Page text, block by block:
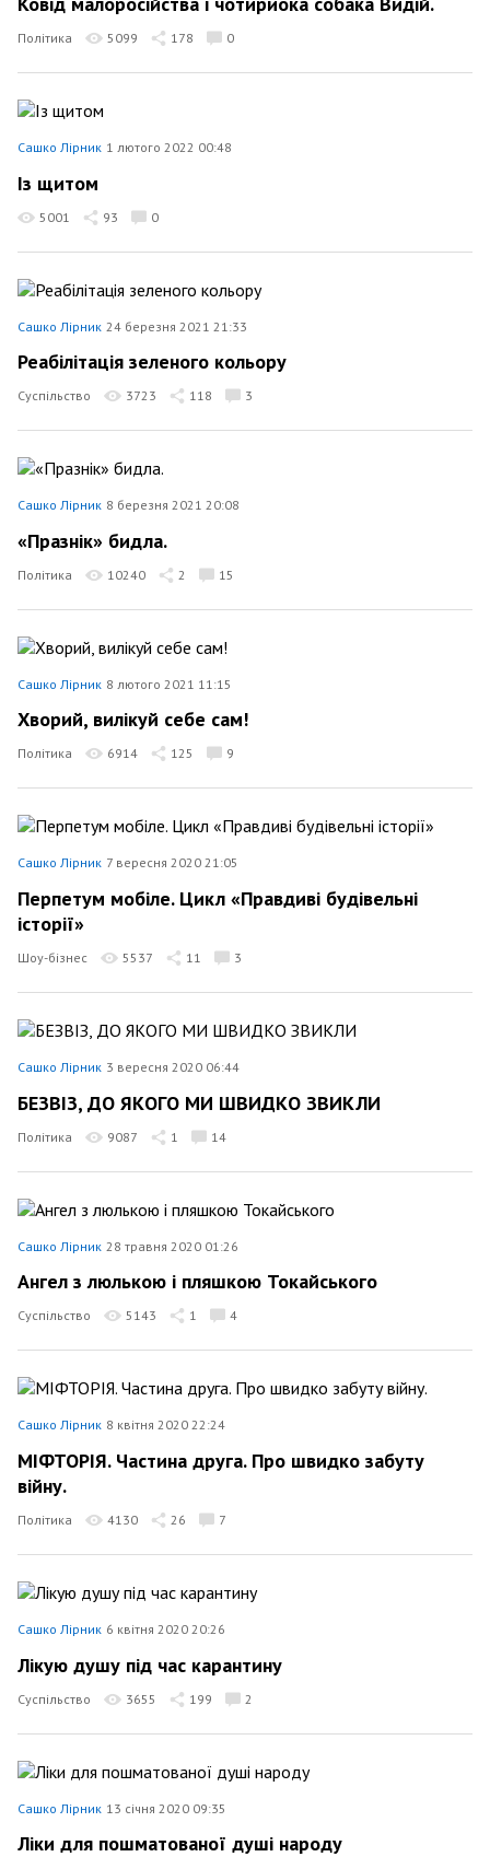
Політика 5099 178 0
Сашко Лірник 1 лютого 2022 00:48
Із щитом
5001 93 0
Сашко Лірник 24 березня 2021 21:33
Реабілітація зеленого кольору
Суспільство 3723 118 3
Сашко Лірник 8 березня 2021 20:08
«Празнік» бидла.
Політика 10240 2 15
Сашко Лірник 8 лютого 2021 11:15
Хворий, вилікуй себе сам!
Політика 6914 125 9
Сашко Лірник 7 вересня 2020 21:05
Перпетум мобіле. Цикл «Правдиві будівельні
історії»
Шоу-бізнес 5537 11 3
Сашко Лірник 3 вересня 2020 06:44
БЕЗВІЗ, ДО ЯКОГО МИ ШВИДКО ЗВИКЛИ
Політика 9087 1 14
Сашко Лірник 28 травня 2020 01:26
Ангел з люлькою і пляшкою Токайського
Суспільство 5143 1 4
Сашко Лірник 8 квітня 2020 22:24
МІФТОРІЯ. Частина друга. Про швидко забуту
війну.
Політика 4130 26 7
Сашко Лірник 6 квітня 2020 20:26
Лікую душу під час карантину
Суспільство 3655 199 2
Сашко Лірник 13 січня 2020 09:35
Ліки для пошматованої душі народу